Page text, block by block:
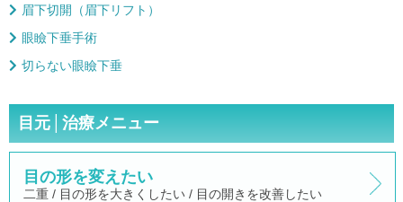
眉下切開（眉下リフト）
眼瞼下垂手術
切らない眼瞼下垂
目元│治療メニュー
目の形を変えたい
二重 / 目の形を大きくしたい / 目の開きを改善したい